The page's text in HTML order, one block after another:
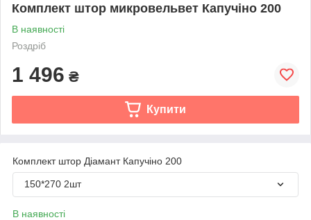
Комплект штор микровельвет Капучіно 200
В наявності
Роздріб
1 496 ₴
Купити
Комплект штор Діамант Капучіно 200
150*270 2шт
В наявності